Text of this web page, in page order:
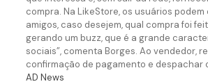
compra. Na LikeStore, os usuários
amigos, caso desejem, qual compra foi
gerando um buzz, que é a grande
sociais”, comenta Borges. Ao vendedor,
confirmação de pagamento e despachar
AD News